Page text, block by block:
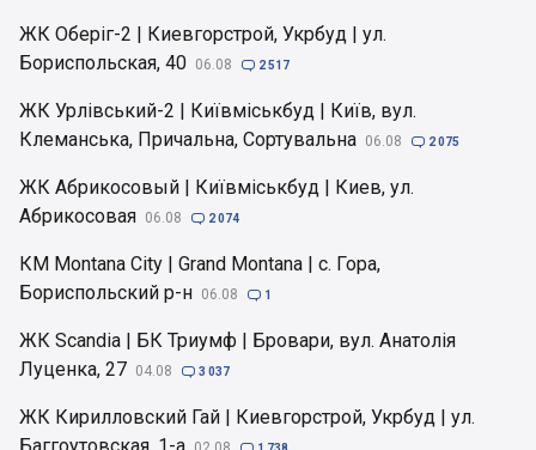
ЖК Оберіг-2 | Киевгорстрой, Укрбуд | ул.
Бориспольская, 40 06.08  2 517
ЖК Урлівський-2 | Київміськбуд | Київ, вул.
Клеманська, Причальна, Сортувальна 06.08  2 075
ЖК Абрикосовый | Київміськбуд | Киев, ул.
Абрикосовая 06.08  2 074
КМ Montana City | Grand Montana | с. Гора,
Бориспольский р-н 06.08  1
ЖК Scandia | БК Триумф | Бровари, вул. Анатолія
Луценка, 27 04.08  3 037
ЖК Кирилловский Гай | Киевгорстрой, Укрбуд | ул.